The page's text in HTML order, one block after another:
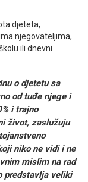
djeteta,
njegovateljima,
ili dnevni
o djetetu sa
od tuđe njege i
i trajno
život, zaslužuju
niko ne vidi i ne
mislim na rad
predstavlja veliki